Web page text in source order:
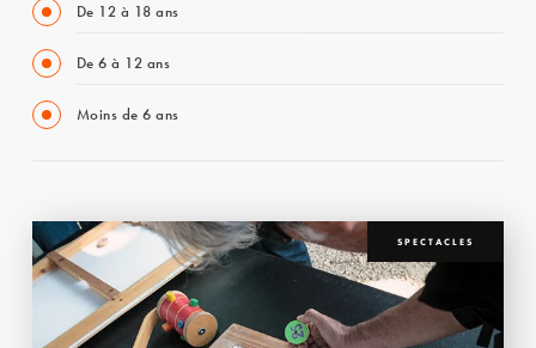
De 12 à 18 ans
De 6 à 12 ans
Moins de 6 ans
SPECTACLES